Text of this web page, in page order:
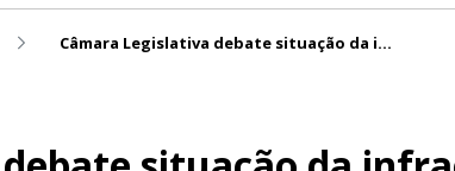
Câmara Legislativa debate situação da infraestrutura da Fercal